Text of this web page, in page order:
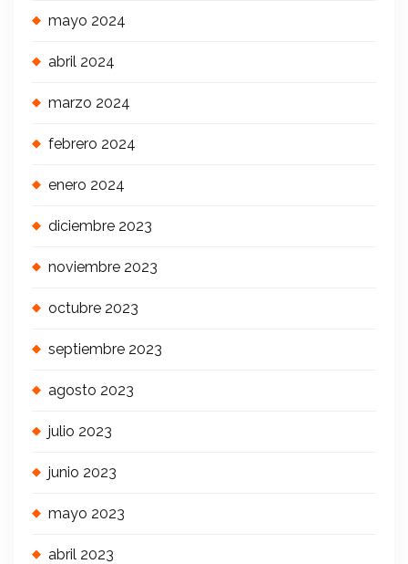
mayo 2024
abril 2024
marzo 2024
febrero 2024
enero 2024
diciembre 2023
noviembre 2023
octubre 2023
septiembre 2023
agosto 2023
julio 2023
junio 2023
mayo 2023
abril 2023